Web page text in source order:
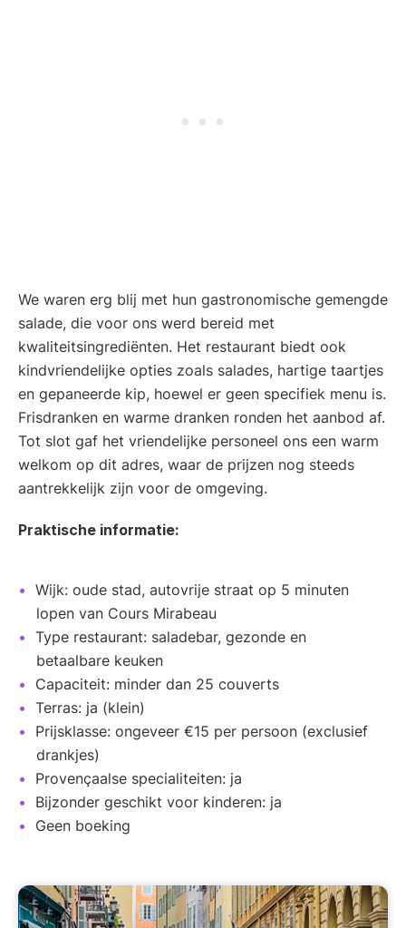
We waren erg blij met hun gastronomische gemengde
salade, die voor ons werd bereid met
kwaliteitsingrediënten. Het restaurant biedt ook
kindvriendelijke opties zoals salades, hartige taartjes
en gepaneerde kip, hoewel er geen specifiek menu is.
Frisdranken en warme dranken ronden het aanbod af.
Tot slot gaf het vriendelijke personeel ons een warm
welkom op dit adres, waar de prijzen nog steeds
aantrekkelijk zijn voor de omgeving.
Praktische informatie:
Wijk: oude stad, autovrije straat op 5 minuten
lopen van Cours Mirabeau
Type restaurant: saladebar, gezonde en
betaalbare keuken
Capaciteit: minder dan 25 couverts
Terras: ja (klein)
Prijsklasse: ongeveer €15 per persoon (exclusief
drankjes)
Provençaalse specialiteiten: ja
Bijzonder geschikt voor kinderen: ja
Geen boeking